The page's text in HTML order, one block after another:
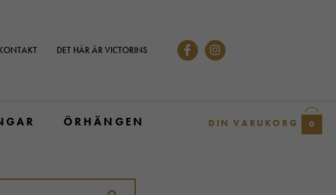
DET HÄR ÄR VICTORINS
ÖRHÄNGEN DIN VARUKORG 0